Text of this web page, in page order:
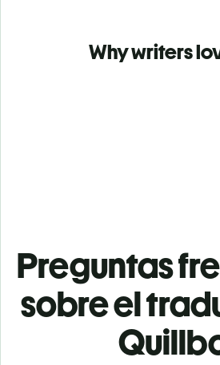
Why writers
Preguntas
sobre el